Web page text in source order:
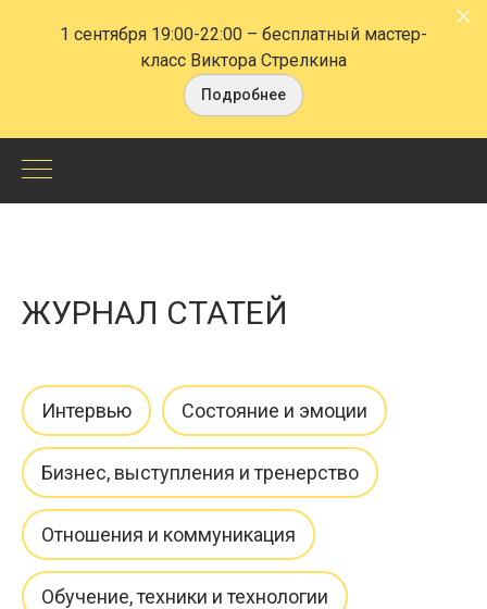
1 сентября 19:00-22:00 – бесплатный мастер-
класс Виктора Стрелкина
Подробнее
технологиям
Эриксоновского
гипноза
СПб
Центр
НЛП
ЖУРНАЛ СТАТЕЙ
Интервью Состояние и эмоции
Бизнес, выступления и тренерство
Отношения и коммуникация
Обучение, техники и технологии